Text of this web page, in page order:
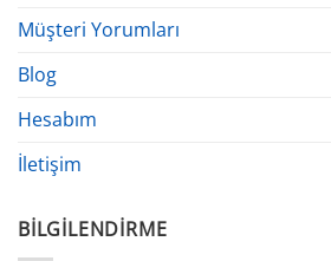
Müşteri Yorumları
Blog
Hesabım
İletişim
BILGILENDIRME